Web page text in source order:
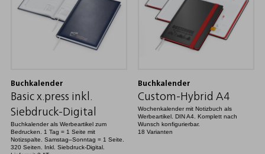
Buchkalender
Basic x.press inkl.
Siebdruck-Digital
Buchkalender als Werbeartikel zum
Bedrucken. 1 Tag = 1 Seite mit
Notizspalte. Samstag–Sonntag = 1 Seite.
320 Seiten. Inkl. Siebdruck-Digital.
Buchkalender
Custom-Hybrid A4
Wochenkalender mit Notizbuch als
Werbeartikel. DIN A4. Komplett nach
Wunsch konfigurierbar.
18 Varianten